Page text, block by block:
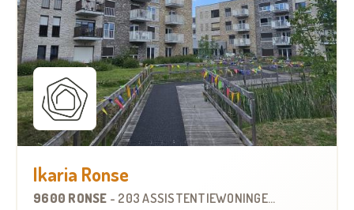
Ikaria Ronse
9600 RONSE - 203 ASSISTENTIEWONINGEN